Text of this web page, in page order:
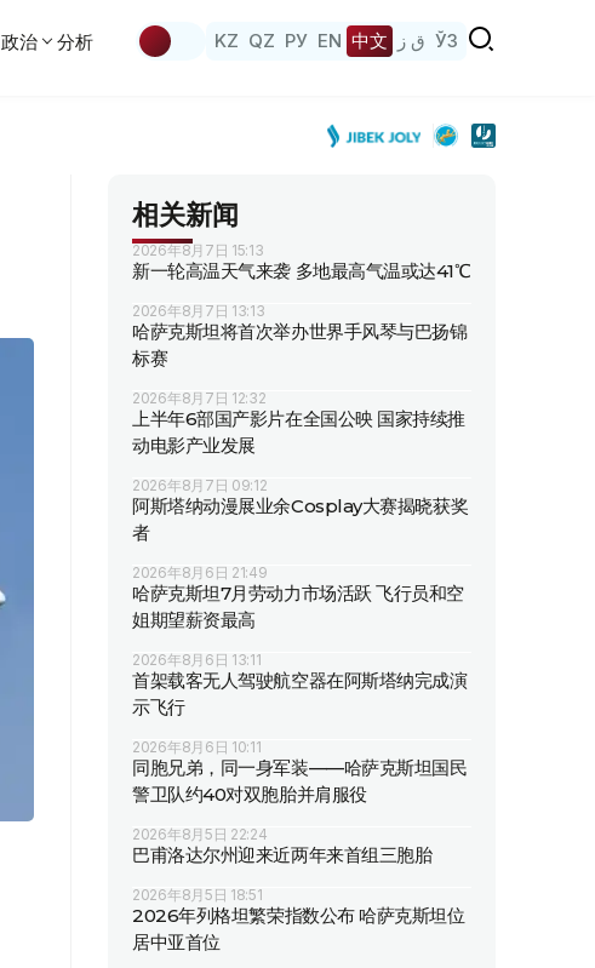
政治 分析 KZ QZ РУ EN 中文 ق ز ЎЗ
相关新闻
2026年8月7日 15:13
新一轮高温天气来袭 多地最高气温或达41℃
2026年8月7日 13:13
哈萨克斯坦将首次举办世界手风琴与巴扬锦
标赛
2026年8月7日 12:32
上半年6部国产影片在全国公映 国家持续推
动电影产业发展
2026年8月7日 09:12
阿斯塔纳动漫展业余Cosplay大赛揭晓获奖
者
2026年8月6日 21:49
哈萨克斯坦7月劳动力市场活跃 飞行员和空
姐期望薪资最高
2026年8月6日 13:11
首架载客无人驾驶航空器在阿斯塔纳完成演
示飞行
2026年8月6日 10:11
同胞兄弟，同一身军装——哈萨克斯坦国民
警卫队约40对双胞胎并肩服役
2026年8月5日 22:24
巴甫洛达尔州迎来近两年来首组三胞胎
2026年8月5日 18:51
2026年列格坦繁荣指数公布 哈萨克斯坦位
居中亚首位